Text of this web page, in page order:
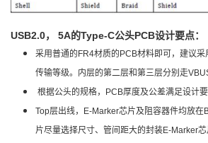
USB2.0， 5A的Type-C公头PCB设计要点：
采用普通的FR4材质的PCB材料即可，建议
传输等级。内层的第二层和第三层分别走
根据公头的规格，PCB厚度及公差满足设计
Top层出线，E-Marker芯片及阻容器件均放在
片尽量选择尺寸、管间距大的封装E-Marker